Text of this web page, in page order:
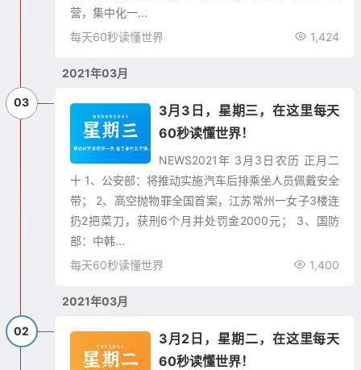
营，集中化一...
每天60秒读懂世界 1,424
03
3月3日，星期三，在这里每天
60秒读懂世界！
NEWS2021年 3月3日农历 正月二
十 1、公安部：将推动实施汽车后排乘坐人员佩戴安全
带； 2、高空抛物罪全国首案，江苏常州一女子3楼连
扔2把菜刀，获刑6个月并处罚金2000元； 3、国防
部：中韩...
2021年03月
每天60秒读懂世界 1,400
02
3月2日，星期二，在这里每天
60秒读懂世界！
2021年03月